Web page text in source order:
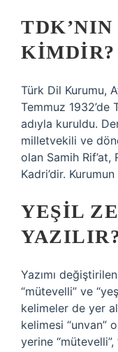
KIMDIR?
Türk Dil Kurumu,
Temmuz 1932’de
adıyla kuruldu.
milletvekili ve
olan Samih Rif’at,
Kadri’dir. Kurumun
YEŞIL
Yazımı
“mütevelli” ve
kelimeler de yer
kelimesi “unvan”
yerine